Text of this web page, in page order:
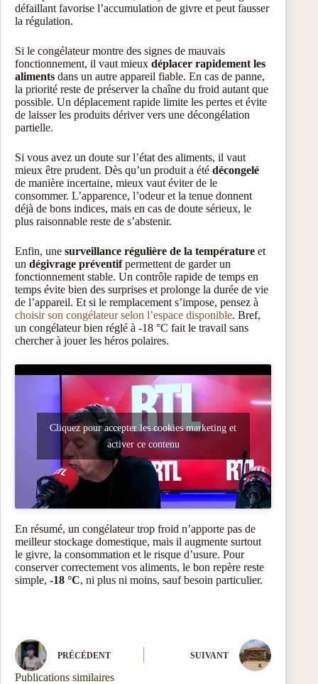
défaillant favorise l’accumulation de givre et peut fausser
la régulation.
Si le congélateur montre des signes de mauvais
fonctionnement, il vaut mieux déplacer rapidement les
aliments dans un autre appareil fiable. En cas de panne,
la priorité reste de préserver la chaîne du froid autant que
possible. Un déplacement rapide limite les pertes et évite
de laisser les produits dériver vers une décongélation
partielle.
Si vous avez un doute sur l’état des aliments, il vaut
mieux être prudent. Dès qu’un produit a été décongelé
de manière incertaine, mieux vaut éviter de le
consommer. L’apparence, l’odeur et la tenue donnent
déjà de bons indices, mais en cas de doute sérieux, le
plus raisonnable reste de s’abstenir.
Enfin, une surveillance régulière de la température et
un dégivrage préventifpermettent de garder un
fonctionnement stable. Un contrôle rapide de temps en
temps évite bien des surprises et prolonge la durée de vie
de l’appareil. Et si le remplacement s’impose, pensez à
choisir son congélateur selon l’espace disponible. Bref,
un congélateur bien réglé à -18 °C fait le travail sans
chercher à jouer les héros polaires.
Cliquez pour accepter les cookies marketing et
activer ce contenu
En résumé, un congélateur trop froid n’apporte pas de
meilleur stockage domestique, mais il augmente surtout
le givre, la consommation et le risque d’usure. Pour
conserver correctement vos aliments, le bon repère reste
simple, -18 °C, ni plus ni moins, sauf besoin particulier.
PRÉCÉDENT SUIVANT
Publications similaires